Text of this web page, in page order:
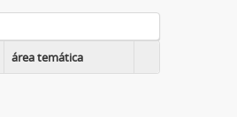
área temática